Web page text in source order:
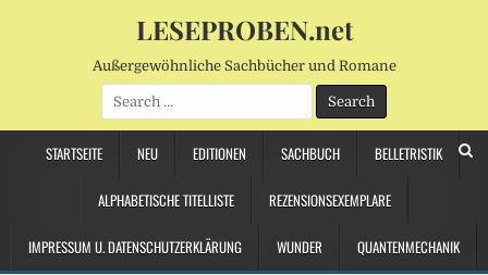
LESEPROBEN.net
Außergewöhnliche Sachbücher und Romane
Search
for:
STARTSEITE NEU EDITIONEN SACHBUCH BELLETRISTIK
ALPHABETISCHE TITELLISTE REZENSIONSEXEMPLARE
IMPRESSUM U. DATENSCHUTZERKLÄRUNG WUNDER QUANTENMECHANIK